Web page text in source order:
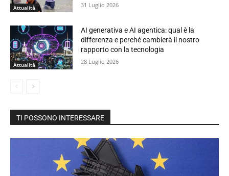
Attualità 31 Luglio 2026
Attualità
AI generativa e AI agentica: qual è la
differenza e perché cambierà il nostro
rapporto con la tecnologia
28 Luglio 2026
TI POSSONO INTERESSARE